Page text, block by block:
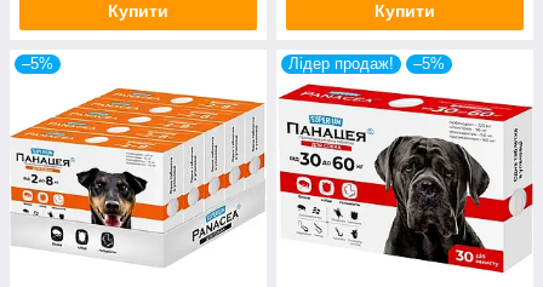
Купити Купити
–5% Лідер продаж! –5%